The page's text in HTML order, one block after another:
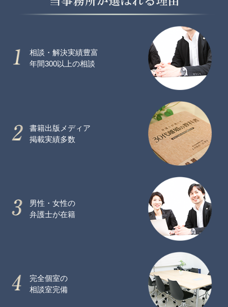
相談・解決実績豊富
年間300以上の相談
書籍出版メディア
掲載実績多数
男性・女性の
弁護士が在籍
完全個室の
相談室完備